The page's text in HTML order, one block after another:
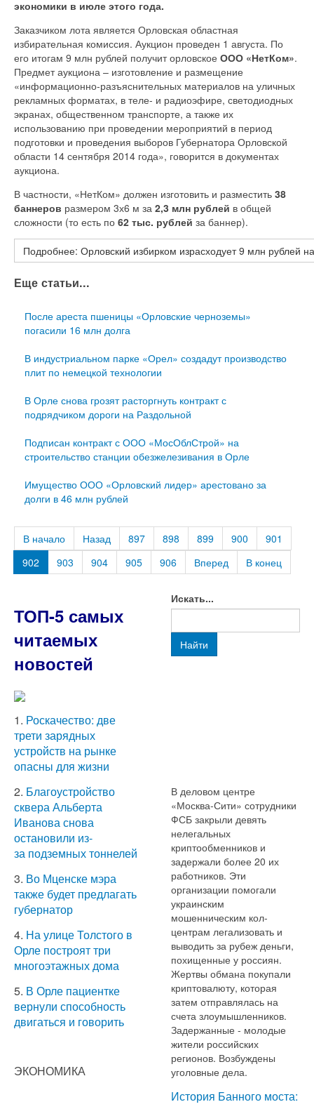
экономики в июле этого года.
Заказчиком лота является Орловская областная
избирательная комиссия. Аукцион проведен 1 августа. По
его итогам 9 млн рублей получит орловское ООО «НетКом».
Предмет аукциона – изготовление и размещение
«информационно-разъяснительных материалов на уличных
рекламных форматах, в теле- и радиоэфире, светодиодных
экранах, общественном транспорте, а также их
использованию при проведении мероприятий в период
подготовки и проведения выборов Губернатора Орловской
области 14 сентября 2014 года», говорится в документах
аукциона.
В частности, «НетКом» должен изготовить и разместить 38
баннеров размером 3х6 м за 2,3 млн рублей в общей
сложности (то есть по 62 тыс. рублей за баннер).
Подробнее: Орловский избирком израсходует 9 млн рублей
Еще статьи...
После ареста пшеницы «Орловские черноземы»
погасили 16 млн долга
В индустриальном парке «Орел» создадут производство
плит по немецкой технологии
В Орле снова грозят расторгнуть контракт с
подрядчиком дороги на Раздольной
Подписан контракт с ООО «МосОблСтрой» на
строительство станции обезжелезивания в Орле
Имущество ООО «Орловский лидер» арестовано за
долги в 46 млн рублей
В начало Назад 897 898 899 900
901
902
903 904 905 906 Вперед В конец
ТОП-5 самых
читаемых
новостей
1. Роскачество: две
трети зарядных
устройств на рынке
опасны для жизни
2. Благоустройство
сквера Альберта
Иванова снова
остановили из-
за подземных тоннелей
3. Во Мценске мэра
также будет предлагать
губернатор
4. На улице Толстого в
Орле построят три
многоэтажных дома
5. В Орле пациентке
вернули способность
двигаться и говорить
ЭКОНОМИКА
Искать...
Найти
В деловом центре
«Москва-Сити» сотрудники
ФСБ закрыли девять
нелегальных
криптообменников и
задержали более 20 их
работников. Эти
организации помогали
украинским
мошенническим кол-
центрам легализовать и
выводить за рубеж деньги,
похищенные у россиян.
Жертвы обмана покупали
криптовалюту, которая
затем отправлялась на
счета злоумышленников.
Задержанные - молодые
жители российских
регионов. Возбуждены
уголовные дела.
История Банного моста: